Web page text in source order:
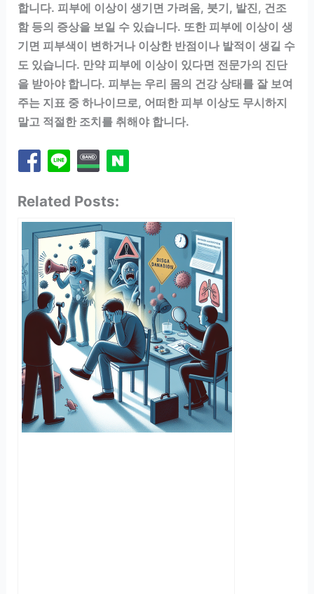
합니다. 피부에 이상이 생기면 가려움, 붓기, 발진, 건조
함 등의 증상을 보일 수 있습니다. 또한 피부에 이상이 생
기면 피부색이 변하거나 이상한 반점이나 발적이 생길 수
도 있습니다. 만약 피부에 이상이 있다면 전문가의 진단
을 받아야 합니다. 피부는 우리 몸의 건강 상태를 잘 보여
주는 지표 중 하나이므로, 어떠한 피부 이상도 무시하지
말고 적절한 조치를 취해야 합니다.
Related Posts: